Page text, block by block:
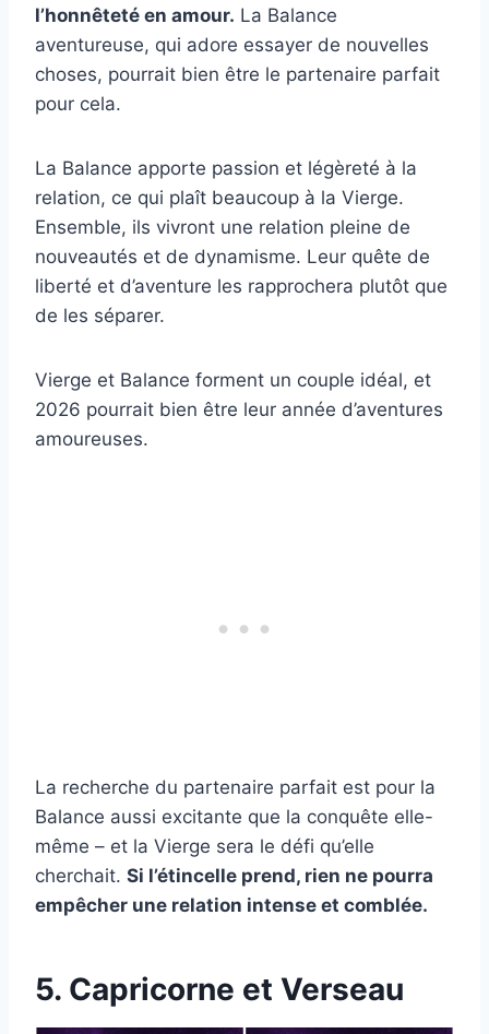
l’honnêteté en amour. La Balance
aventureuse, qui adore essayer de nouvelles
choses, pourrait bien être le partenaire parfait
pour cela.
La Balance apporte passion et légèreté à la
relation, ce qui plaît beaucoup à la Vierge.
Ensemble, ils vivront une relation pleine de
nouveautés et de dynamisme. Leur quête de
liberté et d’aventure les rapprochera plutôt que
de les séparer.
Vierge et Balance forment un couple idéal, et
2026 pourrait bien être leur année d’aventures
amoureuses.
La recherche du partenaire parfait est pour la
Balance aussi excitante que la conquête elle-
même – et la Vierge sera le défi qu’elle
cherchait. Si l’étincelle prend, rien ne pourra
empêcher une relation intense et comblée.
5. Capricorne et Verseau